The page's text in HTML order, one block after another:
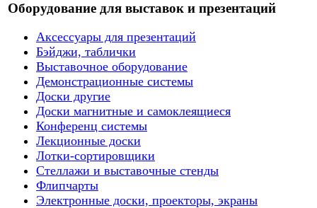
Оборудование для выставок и презентаций
Аксессуары для презентаций
Бэйджи, таблички
Выставочное оборудование
Демонстрационные системы
Доски другие
Доски магнитные и самоклеящиеся
Конференц системы
Лекционные доски
Лотки-сортировщики
Стеллажи и выставочные стенды
Флипчарты
Электронные доски, проекторы, экраны